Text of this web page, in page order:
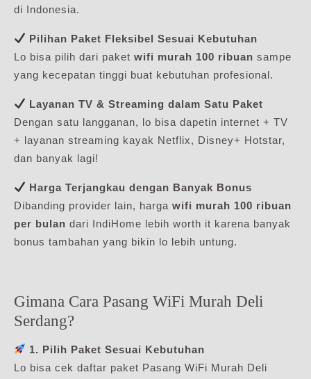
di Indonesia.
Pilihan Paket Fleksibel Sesuai Kebutuhan
Lo bisa pilih dari paket wifi murah 100 ribuan sampe
yang kecepatan tinggi buat kebutuhan profesional.
Layanan TV & Streaming dalam Satu Paket
Dengan satu langganan, lo bisa dapetin internet + TV
+ layanan streaming kayak Netflix, Disney+ Hotstar,
dan banyak lagi!
Harga Terjangkau dengan Banyak Bonus
Dibanding provider lain, harga wifi murah 100 ribuan
per bulan dari IndiHome lebih worth it karena banyak
bonus tambahan yang bikin lo lebih untung.
Gimana Cara Pasang WiFi Murah Deli
Serdang?
1. Pilih Paket Sesuai Kebutuhan
Lo bisa cek daftar paket Pasang WiFi Murah Deli